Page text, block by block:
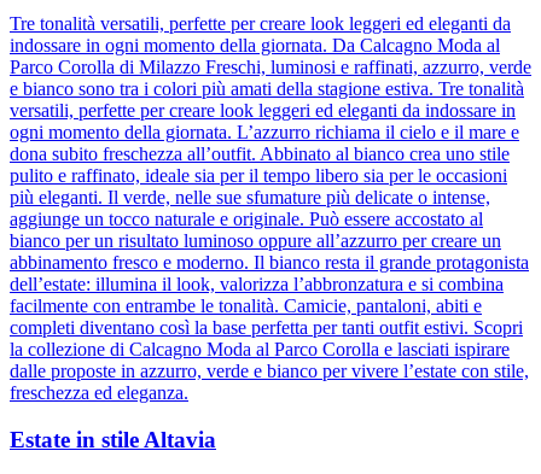
Tre tonalità versatili, perfette per creare look leggeri ed eleganti da
indossare in ogni momento della giornata. Da Calcagno Moda al
Parco Corolla di Milazzo Freschi, luminosi e raffinati, azzurro, verde
e bianco sono tra i colori più amati della stagione estiva. Tre tonalità
versatili, perfette per creare look leggeri ed eleganti da indossare in
ogni momento della giornata. L’azzurro richiama il cielo e il mare e
dona subito freschezza all’outfit. Abbinato al bianco crea uno stile
pulito e raffinato, ideale sia per il tempo libero sia per le occasioni
più eleganti. Il verde, nelle sue sfumature più delicate o intense,
aggiunge un tocco naturale e originale. Può essere accostato al
bianco per un risultato luminoso oppure all’azzurro per creare un
abbinamento fresco e moderno. Il bianco resta il grande protagonista
dell’estate: illumina il look, valorizza l’abbronzatura e si combina
facilmente con entrambe le tonalità. Camicie, pantaloni, abiti e
completi diventano così la base perfetta per tanti outfit estivi. Scopri
la collezione di Calcagno Moda al Parco Corolla e lasciati ispirare
dalle proposte in azzurro, verde e bianco per vivere l’estate con stile,
freschezza ed eleganza.
Estate in stile Altavia